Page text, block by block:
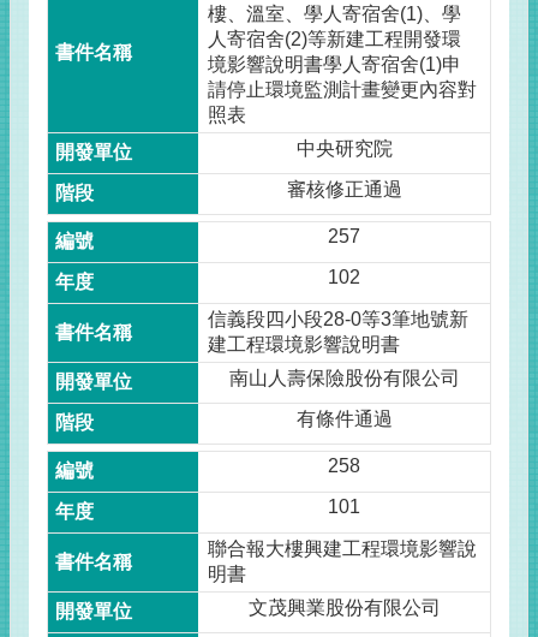
樓、溫室、學人寄宿舍(1)、學
人寄宿舍(2)等新建工程開發環
境影響說明書學人寄宿舍(1)申
請停止環境監測計畫變更內容對
照表
中央研究院
審核修正通過
257
102
信義段四小段28-0等3筆地號新
建工程環境影響說明書
南山人壽保險股份有限公司
有條件通過
258
101
聯合報大樓興建工程環境影響說
明書
文茂興業股份有限公司